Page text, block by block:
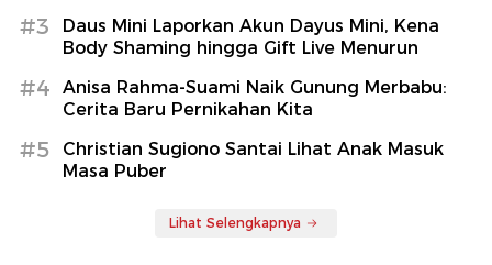
#3
Daus Mini Laporkan Akun Dayus Mini, Kena
Body Shaming hingga Gift Live Menurun
#4
Anisa Rahma-Suami Naik Gunung Merbabu:
Cerita Baru Pernikahan Kita
#5
Christian Sugiono Santai Lihat Anak Masuk
Masa Puber
Lihat Selengkapnya